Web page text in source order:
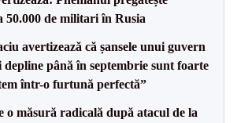
50.000 de militari în Rusia
avertizează că șansele unui guvern
până în septembrie sunt foarte
într-o furtună perfectă”
o măsură radicală după atacul de la